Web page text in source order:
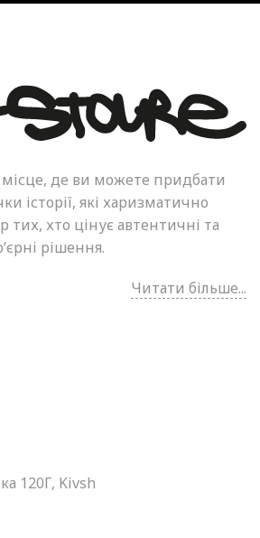
де ви можете придбати
історії, які харизматично
тих, хто цінує автентичні та
рішення.
Читати більше...
120Г, Kivsh